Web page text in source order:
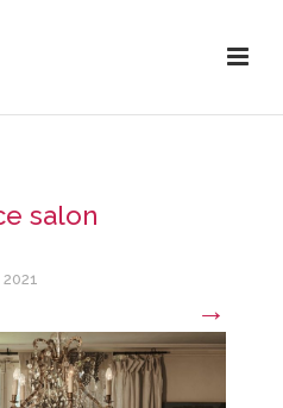
salon
→